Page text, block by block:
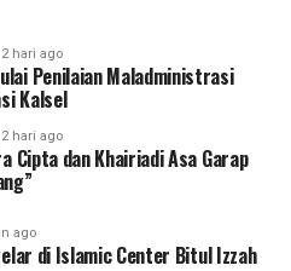
2 hari ago
Penilaian Maladministrasi
Kalsel
2 hari ago
Cipta dan Khairiadi Asa Garap
ago
di Islamic Center Bitul Izzah